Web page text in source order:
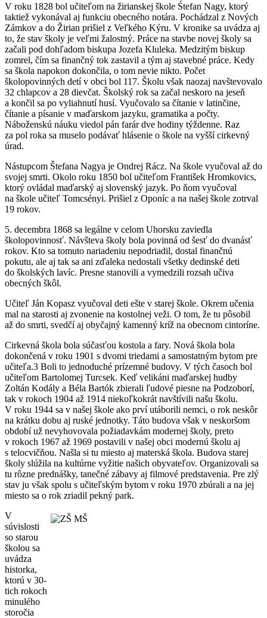
V roku 1828 bol učiteľom na žirianskej škole Śtefan Nagy, ktorý
taktiež vykonával aj funkciu obecného notára. Pochádzal z Nových
Zámkov a do Žirian prišiel z Veľkého Kýru. V kronike sa uvádza aj
to, že stav školy je veľmi žalostný. Práce na stavbe novej školy sa
začali pod dohľadom biskupa Jozefa Kluleka. Medzitým biskup
zomrel, čím sa finančný tok zastavil a tým aj stavebné práce. Kedy
sa škola napokon dokončila, o tom nevie nikto. Počet
školopovinných detí v obci bol 117. Školu však naozaj navštevovalo
32 chlapcov a 28 dievčat. Školský rok sa začal neskoro na jeseň
a končil sa po vyliahnutí husí. Vyučovalo sa čítanie v latinčine,
čítanie a písanie v maďarskom jazyku, gramatika a počty.
Náboženskú náuku viedol pán farár dve hodiny týždenne. Raz
za pol roka sa muselo podávať hlásenie o škole na vyšší cirkevný
úrad.
Nástupcom Štefana Nagya je Ondrej Rácz. Na škole vyučoval až do
svojej smrti. Okolo roku 1850 bol učiteľom František Hromkovics,
ktorý ovládal maďarský aj slovenský jazyk. Po ňom vyučoval
na škole učiteľ Tomcsényi. Prišiel z Oponíc a na našej škole zotrval
19 rokov.
5. decembra 1868 sa legálne v celom Uhorsku zaviedla
školopovinnosť. Návšteva školy bola povinná od šesť do dvanásť
rokov. Kto sa tomuto nariadeniu nepodriadil, dostal finančnú
pokutu, ale aj tak sa ani zďaleka nedostali všetky dedinské deti
do školských lavíc. Presne stanovili a vymedzili rozsah učiva
obecných škôl.
Učiteľ Ján Kopasz vyučoval deti ešte v starej škole. Okrem učenia
mal na starosti aj zvonenie na kostolnej veži. O tom, že tu pôsobil
až do smrti, svedčí aj obyčajný kamenný kríž na obecnom cintoríne.
Cirkevná škola bola súčasťou kostola a fary. Nová škola bola
dokončená v roku 1901 s dvomi triedami a samostatným bytom pre
učiteľa.3 Boli to jednoduché prízemné budovy. V tých časoch bol
učiteľom Bartolomej Turcsek. Keď velikáni maďarskej hudby
Zoltán Kodály a Béla Bartók zbierali ľudové piesne na Podzoborí,
tak v rokoch 1904 až 1914 niekoľkokrát navštívili našu školu.
V roku 1944 sa v našej škole ako prví utáborili nemci, o rok neskôr
na krátku dobu aj ruské jednotky. Táto budova však v neskoršom
období už nevyhovovala požiadavkám modernej školy, preto
v rokoch 1967 až 1969 postavili v našej obci modernú školu aj
s telocvičňou. Našla si tu miesto aj materská škola. Budova starej
školy slúžila na kultúrne vyžitie našich obyvateľov. Organizovali sa
tu rôzne prednášky, tanečné zábavy aj filmové predstavenia. Pre zlý
stav ju však spolu s učiteľským bytom v roku 1970 zbúrali a na jej
miesto sa o rok zriadil pekný park.
V
súvislosti
so starou
školou sa
uvádza
historka,
ktorú v 30-
tich rokoch
minulého
storočia